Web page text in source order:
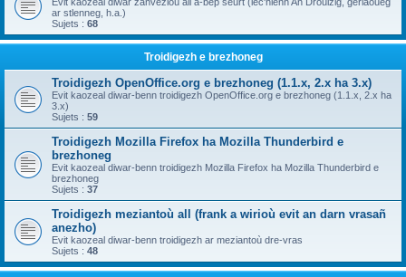
ar stlenneg, h.a.)
Sujets : 68
Troidigezh e brezhoneg
Troidigezh OpenOffice.org e brezhoneg (1.1.x, 2.x ha 3.x)
Evit kaozeal diwar-benn troidigezh OpenOffice.org e brezhoneg (1.1.x, 2.x ha
3.x)
Sujets : 59
Troidigezh Mozilla Firefox ha Mozilla Thunderbird e
brezhoneg
Evit kaozeal diwar-benn troidigezh Mozilla Firefox ha Mozilla Thunderbird e
brezhoneg
Sujets : 37
Troidigezh meziantoù all (frank a wirioù evit an darn vrasañ
anezho)
Evit kaozeal diwar-benn troidigezh ar meziantoù dre-vras
Sujets : 48